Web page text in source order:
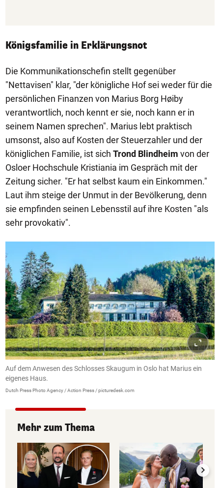
Königsfamilie in Erklärungsnot
Die Kommunikationschefin stellt gegenüber
"Nettavisen" klar, "der königliche Hof sei weder für die
persönlichen Finanzen von Marius Borg Høiby
verantwortlich, noch kennt er sie, noch kann er in
seinem Namen sprechen". Marius lebt praktisch
umsonst, also auf Kosten der Steuerzahler und der
königlichen Familie, ist sich Trond Blindheim von der
Osloer Hochschule Kristiania im Gespräch mit der
Zeitung sicher. "Er hat selbst kaum ein Einkommen."
Laut ihm steige der Unmut in der Bevölkerung, denn
sie empfinden seinen Lebensstil auf ihre Kosten "als
sehr provokativ".
Auf dem Anwesen des Schlosses Skaugum in Oslo hat Marius ein
eigenes Haus.
Dutch Press Photo Agency / Action Press / picturedesk.com
Mehr zum Thema